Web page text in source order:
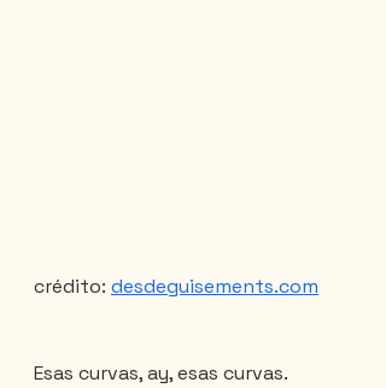
crédito: desdeguisements.com
Esas curvas, ay, esas curvas.